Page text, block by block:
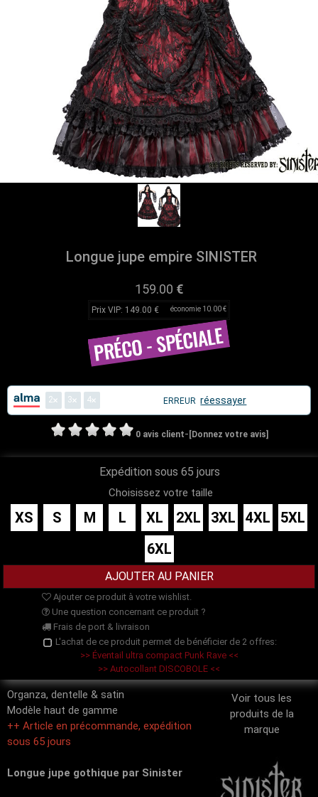
Longue jupe empire SINISTER
159.00 €
Prix VIP: 149.00 € économie 10.00 €
2 3 4 ERREUR réessayer
0 avis client- [Donnez votre avis]
Expédition sous 65 jours
Choisissez votre taille
XS S M L XL 2XL 3XL 4XL
5XL
6XL
Ajouter ce produit à votre wishlist.
Une question concernant ce produit ?
Frais de port & livraison
L'achat de ce produit permet de bénéficier de 2 offres:
>> Éventail ultra compact Punk Rave <<
>> Autocollant DISCOBOLE <<
Voir tous les
produits de la
marque
Organza, dentelle & satin
Modèle haut de gamme
++ Article en précommande, expédition
sous 65 jours
Longue jupe gothique par Sinister